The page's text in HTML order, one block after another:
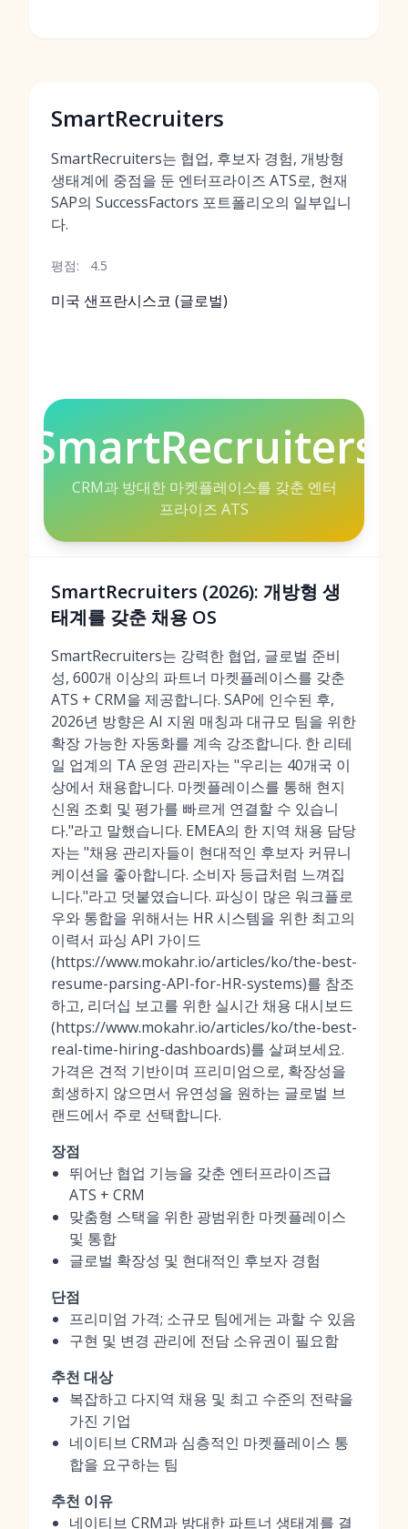
SmartRecruiters
SmartRecruiters는 협업, 후보자 경험, 개방형
생태계에 중점을 둔 엔터프라이즈 ATS로, 현재
SAP의 SuccessFactors 포트폴리오의 일부입니
다.
평점: 4.5
미국 샌프란시스코 (글로벌)
SmartRecruiters
CRM과 방대한 마켓플레이스를 갖춘 엔터
프라이즈 ATS
SmartRecruiters (2026): 개방형 생
태계를 갖춘 채용 OS
SmartRecruiters는 강력한 협업, 글로벌 준비
성, 600개 이상의 파트너 마켓플레이스를 갖춘
ATS + CRM을 제공합니다. SAP에 인수된 후,
2026년 방향은 AI 지원 매칭과 대규모 팀을 위한
확장 가능한 자동화를 계속 강조합니다. 한 리테
일 업계의 TA 운영 관리자는 "우리는 40개국 이
상에서 채용합니다. 마켓플레이스를 통해 현지
신원 조회 및 평가를 빠르게 연결할 수 있습니
다."라고 말했습니다. EMEA의 한 지역 채용 담당
자는 "채용 관리자들이 현대적인 후보자 커뮤니
케이션을 좋아합니다. 소비자 등급처럼 느껴집
니다."라고 덧붙였습니다. 파싱이 많은 워크플로
우와 통합을 위해서는 HR 시스템을 위한 최고의
이력서 파싱 API 가이드
(https://www.mokahr.io/articles/ko/the-best-
resume-parsing-API-for-HR-systems)를 참조
하고, 리더십 보고를 위한 실시간 채용 대시보드
(https://www.mokahr.io/articles/ko/the-best-
real-time-hiring-dashboards)를 살펴보세요.
가격은 견적 기반이며 프리미엄으로, 확장성을
희생하지 않으면서 유연성을 원하는 글로벌 브
랜드에서 주로 선택합니다.
장점
뛰어난 협업 기능을 갖춘 엔터프라이즈급
ATS + CRM
맞춤형 스택을 위한 광범위한 마켓플레이스
및 통합
글로벌 확장성 및 현대적인 후보자 경험
단점
프리미엄 가격; 소규모 팀에게는 과할 수 있음
구현 및 변경 관리에 전담 소유권이 필요함
추천 대상
복잡하고 다지역 채용 및 최고 수준의 전략을
가진 기업
네이티브 CRM과 심층적인 마켓플레이스 통
합을 요구하는 팀
추천 이유
네이티브 CRM과 방대한 파트너 생태계를 결